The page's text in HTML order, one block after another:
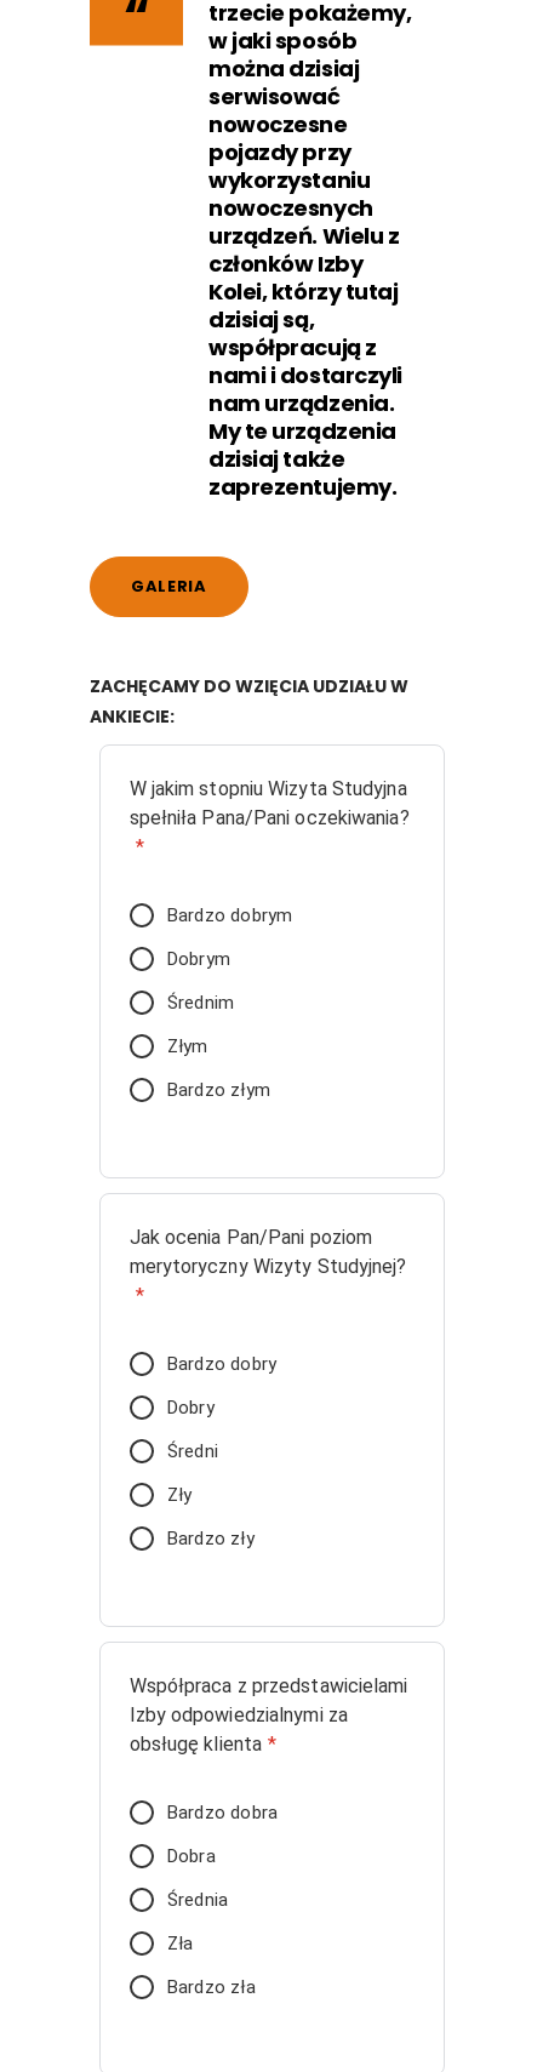
trzecie pokażemy,
w jaki sposób
można dzisiaj
serwisować
nowoczesne
pojazdy przy
wykorzystaniu
nowoczesnych
urządzeń. Wielu z
członków Izby
Kolei, którzy tutaj
dzisiaj są,
współpracują z
nami i dostarczyli
nam urządzenia.
My te urządzenia
dzisiaj także
zaprezentujemy.
GALERIA
ZACHĘCAMY DO WZIĘCIA UDZIAŁU W
ANKIECIE:
W jakim stopniu Wizyta Studyjna
spełniła Pana/Pani oczekiwania?
*
Bardzo dobrym
Dobrym
Średnim
Złym
Bardzo złym
Jak ocenia Pan/Pani poziom
merytoryczny Wizyty Studyjnej?
*
Bardzo dobry
Dobry
Średni
Zły
Bardzo zły
Współpraca z przedstawicielami
Izby odpowiedzialnymi za
obsługę klienta *
Bardzo dobra
Dobra
Średnia
Zła
Bardzo zła